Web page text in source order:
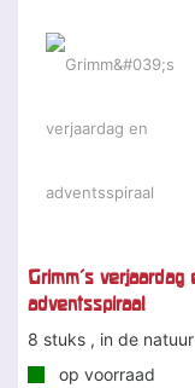
Grimm's verjaardag
adventsspiraal
8 stuks , in de natuur
op voorraad